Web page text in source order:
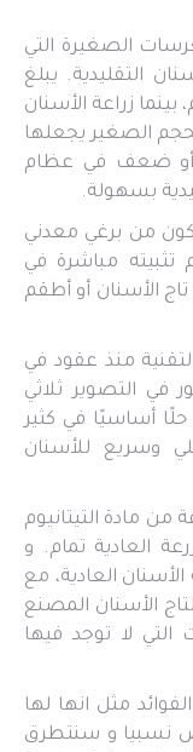
الصغيرة التي
التقليدية. يبلغ
المصغرة من 1.8 إلى 3.0 ملم، بينما زراعة الأسنان
الصغير يجعلها
أو ضعف في عظام
بسهولة.
من برغي معدني
تثبيته مباشرة في
الأسنان أو أطقم
منذ عقود في
في التصوير ثلاثي
حلًا أساسيًا في كثير
وسريع للأسنان
من مادة التيتانيوم
العادية تمام. و
العادية، مع
الأسنان المصنع
التي لا توجد فيها
مثل انها لها
نسبيا و سنتطرق